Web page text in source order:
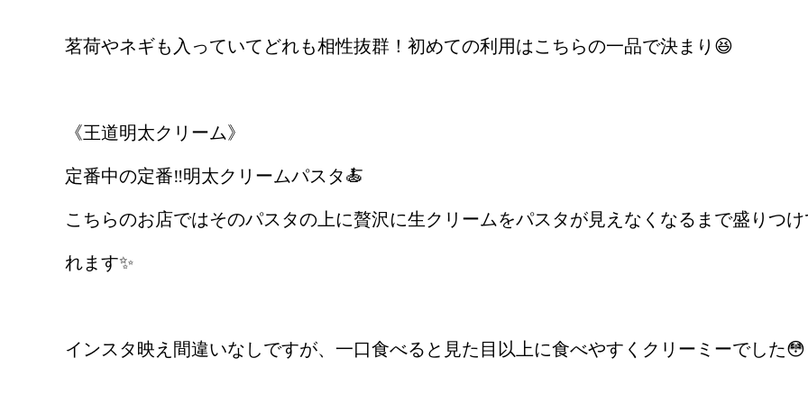
茗荷やネギも入っていてどれも相性抜群！初めての利用はこちらの一品で決まり😆
《王道明太クリーム》
定番中の定番‼️明太クリームパスタ🍝
こちらのお店ではそのパスタの上に贅沢に生クリームをパスタが見えなくなるまで盛りつ
れます✨
インスタ映え間違いなしですが、一口食べると見た目以上に食べやすくクリーミーでした😳